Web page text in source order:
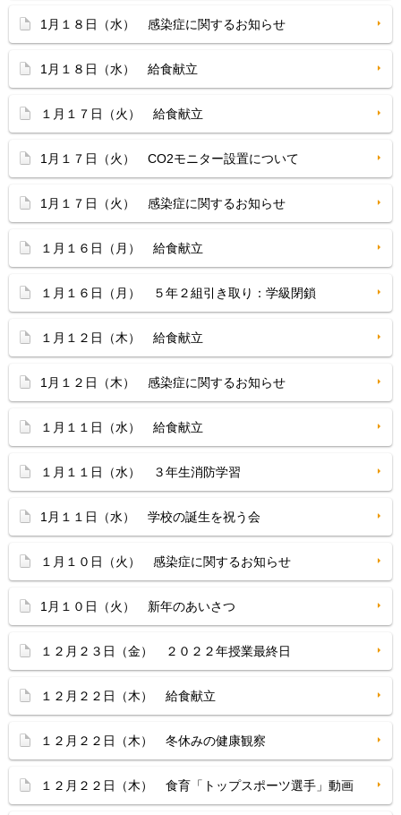
1月１８日（水） 感染症に関するお知らせ
1月１８日（水） 給食献立
１月１７日（火） 給食献立
1月１７日（火） CO2モニター設置について
1月１７日（火） 感染症に関するお知らせ
１月１６日（月） 給食献立
１月１６日（月） ５年２組引き取り：学級閉鎖
１月１２日（木） 給食献立
1月１２日（木） 感染症に関するお知らせ
１月１１日（水） 給食献立
１月１１日（水） ３年生消防学習
1月１１日（水） 学校の誕生を祝う会
１月１０日（火） 感染症に関するお知らせ
1月１０日（火） 新年のあいさつ
１２月２３日（金） ２０２２年授業最終日
１２月２２日（木） 給食献立
１２月２２日（木） 冬休みの健康観察
１２月２２日（木） 食育「トップスポーツ選手」動画